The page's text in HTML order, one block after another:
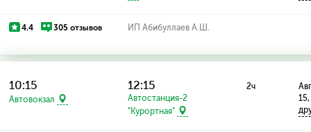
4.4 305 отзывов ИП Абибуллаев А.Ш.
10:15
Автовокзал
12:15
Автостанция-2
"Курортная"
2ч